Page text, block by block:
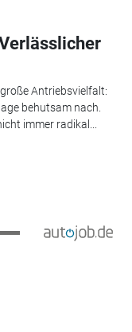
Antriebsvielfalt:
behutsam nach.
immer radikal...